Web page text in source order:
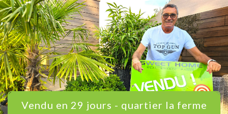
vendu en 29 jours - quartier la ferme